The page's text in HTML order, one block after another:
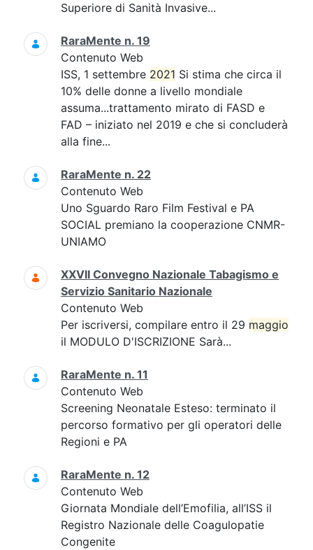
Superiore di Sanità Invasive...
RaraMente n. 19
Contenuto Web
ISS, 1 settembre 2021 Si stima che circa il
10% delle donne a livello mondiale
assuma...trattamento mirato di FASD e
FAD – iniziato nel 2019 e che si concluderà
alla fine...
RaraMente n. 22
Contenuto Web
Uno Sguardo Raro Film Festival e PA
SOCIAL premiano la cooperazione CNMR-
UNIAMO
XXVII Convegno Nazionale Tabagismo e
Servizio Sanitario Nazionale
Contenuto Web
Per iscriversi, compilare entro il 29 maggio
il MODULO D'ISCRIZIONE Sarà...
RaraMente n. 11
Contenuto Web
Screening Neonatale Esteso: terminato il
percorso formativo per gli operatori delle
Regioni e PA
RaraMente n. 12
Contenuto Web
Giornata Mondiale dell’Emofilia, all’ISS il
Registro Nazionale delle Coagulopatie
Congenite